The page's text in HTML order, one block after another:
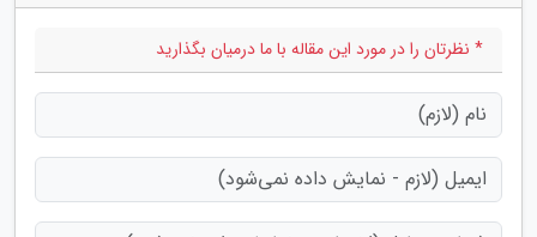
* نظرتان را در مورد این مقاله با ما درمیان بگذارید